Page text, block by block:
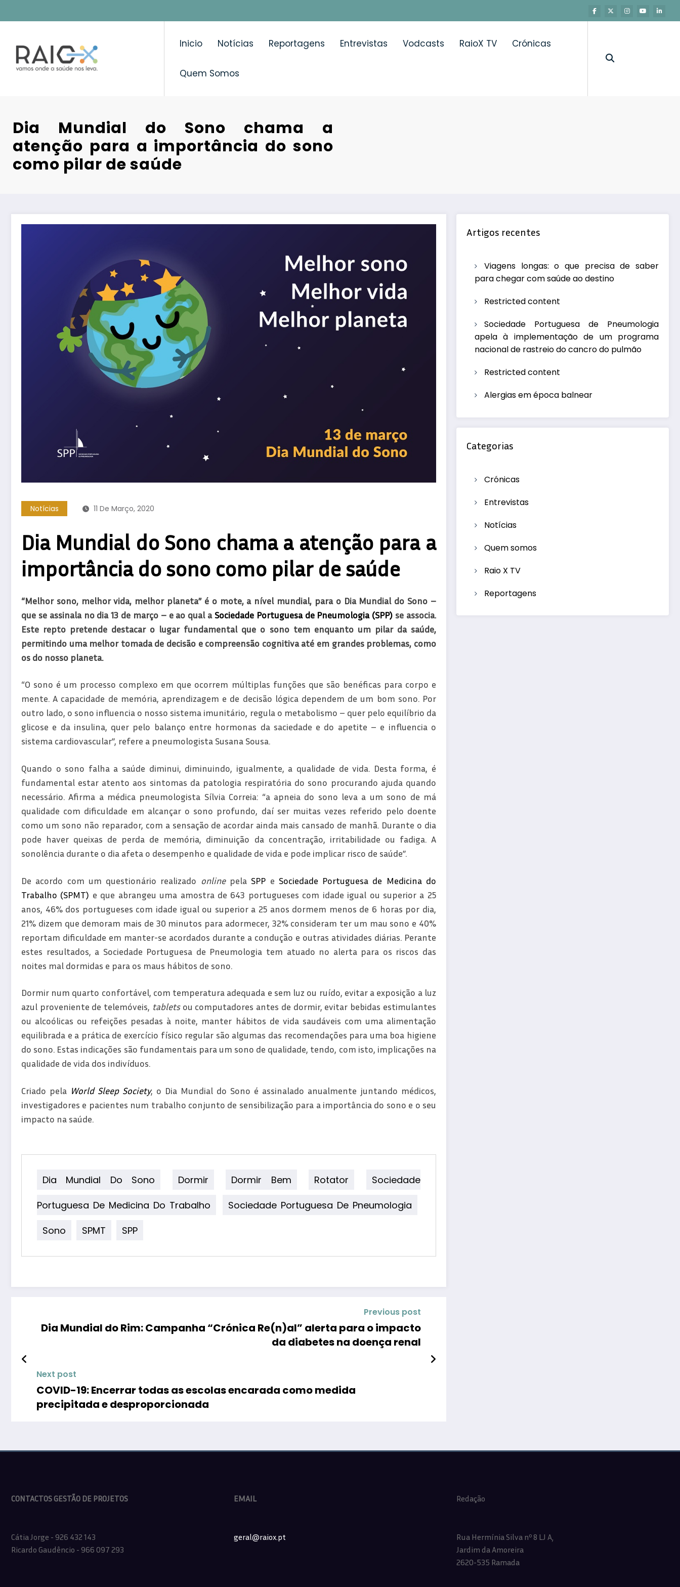
para
conteúdo
Inicio Notícias Reportagens Entrevistas Vodcasts RaioX TV Crónicas
Quem Somos
Dia Mundial do Sono chama a
atenção para a importância do sono
como pilar de saúde
Notícias 11 De Março, 2020
Dia Mundial do Sono chama a atenção para a
importância do sono como pilar de saúde
“Melhor sono, melhor vida, melhor planeta” é o mote, a nível mundial, para o Dia Mundial do Sono –
que se assinala no dia 13 de março – e ao qual a Sociedade Portuguesa de Pneumologia (SPP) se associa.
Este repto pretende destacar o lugar fundamental que o sono tem enquanto um pilar da saúde,
permitindo uma melhor tomada de decisão e compreensão cognitiva até em grandes problemas, como
os do nosso planeta.
“O sono é um processo complexo em que ocorrem múltiplas funções que são benéficas para corpo e
mente. A capacidade de memória, aprendizagem e de decisão lógica dependem de um bom sono. Por
outro lado, o sono influencia o nosso sistema imunitário, regula o metabolismo – quer pelo equilíbrio da
glicose e da insulina, quer pelo balanço entre hormonas da saciedade e do apetite – e influencia o
sistema cardiovascular”, refere a pneumologista Susana Sousa.
Quando o sono falha a saúde diminui, diminuindo, igualmente, a qualidade de vida. Desta forma, é
fundamental estar atento aos sintomas da patologia respiratória do sono procurando ajuda quando
necessário. Afirma a médica pneumologista Sílvia Correia: “a apneia do sono leva a um sono de má
qualidade com dificuldade em alcançar o sono profundo, daí ser muitas vezes referido pelo doente
como um sono não reparador, com a sensação de acordar ainda mais cansado de manhã. Durante o dia
pode haver queixas de perda de memória, diminuição da concentração, irritabilidade ou fadiga. A
sonolência durante o dia afeta o desempenho e qualidade de vida e pode implicar risco de saúde”.
De acordo com um questionário realizado onlinepela SPP e Sociedade Portuguesa de Medicina do
Trabalho (SPMT) e que abrangeu uma amostra de 643 portugueses com idade igual ou superior a 25
anos, 46% dos portugueses com idade igual ou superior a 25 anos dormem menos de 6 horas por dia,
21% dizem que demoram mais de 30 minutos para adormecer, 32% consideram ter um mau sono e 40%
reportam dificuldade em manter-se acordados durante a condução e outras atividades diárias. Perante
estes resultados, a Sociedade Portuguesa de Pneumologia tem atuado no alerta para os riscos das
noites mal dormidas e para os maus hábitos de sono.
Dormir num quarto confortável, com temperatura adequada e sem luz ou ruído, evitar a exposição a luz
azul proveniente de telemóveis, tabletsou computadores antes de dormir, evitar bebidas estimulantes
ou alcoólicas ou refeições pesadas à noite, manter hábitos de vida saudáveis com uma alimentação
equilibrada e a prática de exercício físico regular são algumas das recomendações para uma boa higiene
do sono. Estas indicações são fundamentais para um sono de qualidade, tendo, com isto, implicações na
qualidade de vida dos indivíduos.
Criado pela World Sleep Society, o Dia Mundial do Sono é assinalado anualmente juntando médicos,
investigadores e pacientes num trabalho conjunto de sensibilização para a importância do sono e o seu
impacto na saúde.
Dia Mundial Do Sono Dormir Dormir Bem Rotator
Sociedade
Portuguesa De Medicina Do Trabalho
Sociedade Portuguesa De Pneumologia
Sono
SPMT SPP
Previous post
Dia Mundial do Rim: Campanha “Crónica Re(n)al” alerta para o impacto
da diabetes na doença renal
Next post
COVID-19: Encerrar todas as escolas encarada como medida
precipitada e desproporcionada
Artigos recentes
Viagens longas: o que precisa de saber
para chegar com saúde ao destino
Restricted content
Sociedade Portuguesa de Pneumologia
apela à implementação de um programa
nacional de rastreio do cancro do pulmão
Restricted content
Alergias em época balnear
Categorias
Crónicas
Entrevistas
Notícias
Quem somos
Raio X TV
Reportagens
CONTACTOS GESTÃO DE PROJETOS
Cátia Jorge - 926 432 143
Ricardo Gaudêncio - 966 097 293
EMAIL
geral@raiox.pt
Redação
Rua Hermínia Silva nº 8 LJ A,
Jardim da Amoreira
2620-535 Ramada